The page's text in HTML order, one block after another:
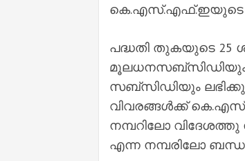
കെ.എസ്.എഫ്.ഇയുടെ
പദ്ധതി തുകയുടെ 25
മൂലധനസബ്സിഡിയും
സബ്സിഡിയും
വിവരങ്ങൾക്ക്
നമ്പറിലോ
എന്ന നമ്പരിലോ